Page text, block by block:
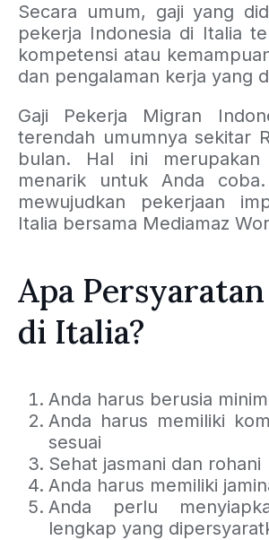
Secara umum, gaji yang
pekerja Indonesia di Italia
kompetensi atau
dan pengalaman kerja yang
Gaji Pekerja Migran
terendah umumnya sekitar
bulan. Hal ini
menarik untuk Anda
mewujudkan pekerjaan
Italia bersama Mediamaz
Apa
di Italia?
Anda harus berusia
Anda harus memiliki
sesuai
Sehat jasmani dan rohani
Anda harus memiliki
Anda perlu
lengkap yang